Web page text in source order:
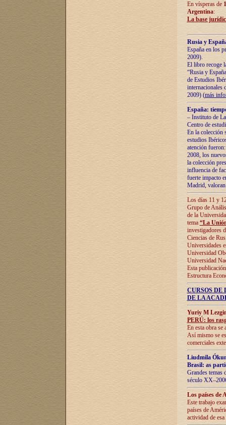
En vísperas de
Argentina:
La base
Rusia y
España en los
2009).
El libro recoge
“Rusia y
de Estudios
internacionales
2009) (más
España:
– Instituto de
Centro de
En la colección
estudios
atención
2008, los
la colección
influencia de
fuerte impacto
Madrid,
Los días 11 y
Grupo de
de la
tema “La
investigadores
Ciencias de
Universidades
Universidad
Universidad
Esta
Estructura
CURSOS
DE LA
Yuriy M
PERÚ: los
En esta obra se
Así mismo se
comerciales
Liudmila
Brasil: as
Grandes temas
século
Los países de
Este trabajo
países de
actividad de